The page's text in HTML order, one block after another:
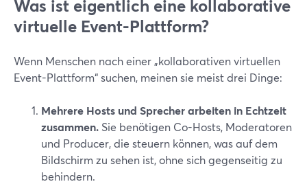
Was ist eigentlich eine kollaborative
virtuelle Event-Plattform?
Wenn Menschen nach einer „kollaborativen virtuellen
Event-Plattform“ suchen, meinen sie meist drei Dinge:
Mehrere Hosts und Sprecher arbeiten in Echtzeit
zusammen. Sie benötigen Co-Hosts, Moderatoren
und Producer, die steuern können, was auf dem
Bildschirm zu sehen ist, ohne sich gegenseitig zu
behindern.